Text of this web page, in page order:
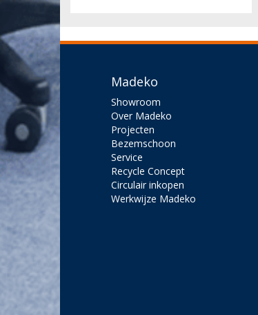
Madeko
Showroom
Over Madeko
Projecten
Bezemschoon
Service
Recycle Concept
Circulair inkopen
Werkwijze Madeko